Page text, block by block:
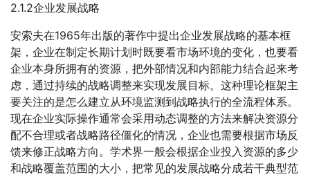
2.1.2企业发展战略
安索夫在1965年出版的著作中提出企业发展战略的基本框
架，企业在制定长期计划时既要看市场环境的变化，也要看
企业本身所拥有的资源，把外部情况和内部能力结合起来考
虑，通过持续的战略调整来实现发展目标。这种理论框架主
要关注的是怎么建立从环境监测到战略执行的全流程体系。
现在企业实际操作通常会采用动态调整的方法来解决资源分
配不合理或者战略路径僵化的情况，企业也需要根据市场反
馈来修正战略方向。学术界一般会根据企业投入资源的多少
和战略覆盖范围的大小，把常见的发展战略分成若干典型范